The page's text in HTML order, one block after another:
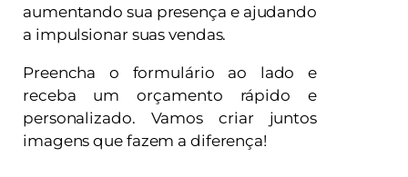
aumentando sua presença e ajudando
a impulsionar suas vendas.
Preencha o formulário ao lado e
receba um orçamento rápido e
personalizado. Vamos criar juntos
imagens que fazem a diferença!